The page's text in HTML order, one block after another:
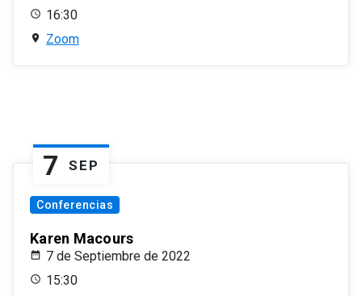
16:30
Zoom
7 SEP
Conferencias
Karen Macours
7 de Septiembre de 2022
15:30